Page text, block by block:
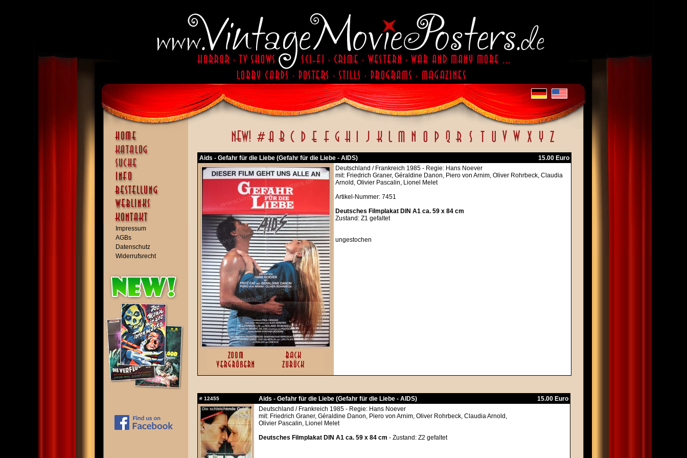
Impressum
AGBs
Datenschutz
Widerrufsrecht
Aids - Gefahr für die Liebe (Gefahr für die Liebe - AIDS)
15.00 Euro
Deutschland / Frankreich 1985 - Regie: Hans Noever
mit: Friedrich Graner, Géraldine Danon, Piero von Arnim, Oliver Rohrbeck, Claudia
Arnold, Olivier Pascalin, Lionel Melet
Artikel-Nummer: 7451
Deutsches Filmplakat DIN A1 ca. 59 x 84 cm
Zustand: Z1 gefaltet
ungestochen
# 12455 Aids - Gefahr für die Liebe (Gefahr für die Liebe - AIDS)
15.00 Euro
Deutschland / Frankreich 1985 - Regie: Hans Noever
mit: Friedrich Graner, Géraldine Danon, Piero von Arnim, Oliver Rohrbeck, Claudia Arnold,
Olivier Pascalin, Lionel Melet
Deutsches Filmplakat DIN A1 ca. 59 x 84 cm - Zustand: Z2 gefaltet